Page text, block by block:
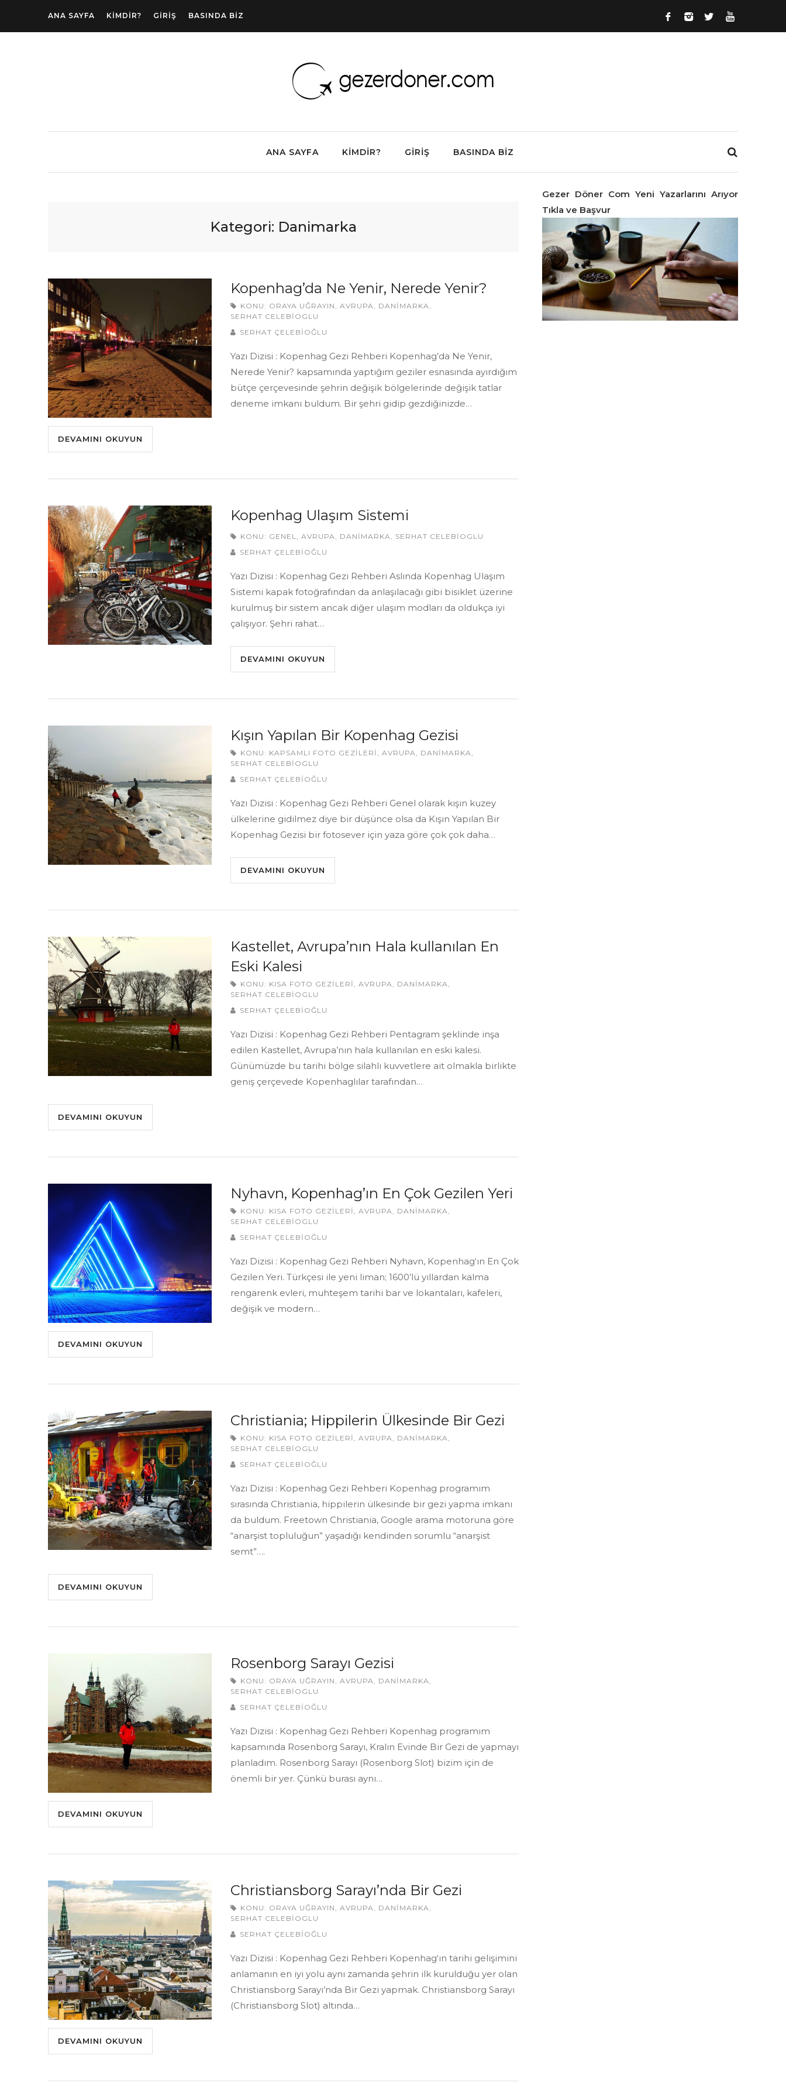
ANA SAYFA KIMDIR? GIRIŞ BASINDA BIZ
ANA SAYFA KIMDIR? GIRIŞ BASINDA BIZ
Kategori: Danimarka
Kopenhag’da Ne Yenir, Nerede Yenir?
KONU: ORAYA UĞRAYIN , AVRUPA, DANIMARKA,
SERHAT CELEBIOGLU
SERHAT ÇELEBİOĞLU
Yazı Dizisi : Kopenhag Gezi Rehberi Kopenhag’da Ne Yenir,
Nerede Yenir? kapsamında yaptığım geziler esnasında ayırdığım
bütçe çerçevesinde şehrin değişik bölgelerinde değişik tatlar
deneme imkanı buldum. Bir şehri gidip gezdiğinizde…
DEVAMINI OKUYUN
Kopenhag Ulaşım Sistemi
KONU: GENEL, AVRUPA, DANIMARKA, SERHAT CELEBIOGLU
SERHAT ÇELEBİOĞLU
Yazı Dizisi : Kopenhag Gezi Rehberi Aslında Kopenhag Ulaşım
Sistemi kapak fotoğrafından da anlaşılacağı gibi bisiklet üzerine
kurulmuş bir sistem ancak diğer ulaşım modları da oldukça iyi
çalışıyor. Şehri rahat…
DEVAMINI OKUYUN
Kışın Yapılan Bir Kopenhag Gezisi
KONU: KAPSAMLI FOTO GEZILERI , AVRUPA, DANIMARKA,
SERHAT CELEBIOGLU
SERHAT ÇELEBİOĞLU
Yazı Dizisi : Kopenhag Gezi Rehberi Genel olarak kışın kuzey
ülkelerine gidilmez diye bir düşünce olsa da Kışın Yapılan Bir
Kopenhag Gezisi bir fotosever için yaza göre çok çok daha…
DEVAMINI OKUYUN
Kastellet, Avrupa’nın Hala kullanılan En
Eski Kalesi
KONU: KISA FOTO GEZILERI , AVRUPA, DANIMARKA,
SERHAT CELEBIOGLU
SERHAT ÇELEBİOĞLU
Yazı Dizisi : Kopenhag Gezi Rehberi Pentagram şeklinde inşa
edilen Kastellet, Avrupa’nın hala kullanılan en eski kalesi.
Günümüzde bu tarihi bölge silahlı kuvvetlere ait olmakla birlikte
geniş çerçevede Kopenhaglılar tarafından…
DEVAMINI OKUYUN
Nyhavn, Kopenhag’ın En Çok Gezilen Yeri
KONU: KISA FOTO GEZILERI , AVRUPA, DANIMARKA,
SERHAT CELEBIOGLU
SERHAT ÇELEBİOĞLU
Yazı Dizisi : Kopenhag Gezi Rehberi Nyhavn, Kopenhag‘ın En Çok
Gezilen Yeri. Türkçesi ile yeni liman; 1600’lü yıllardan kalma
rengarenk evleri, muhteşem tarihi bar ve lokantaları, kafeleri,
değişik ve modern…
DEVAMINI OKUYUN
Christiania; Hippilerin Ülkesinde Bir Gezi
KONU: KISA FOTO GEZILERI , AVRUPA, DANIMARKA,
SERHAT CELEBIOGLU
SERHAT ÇELEBİOĞLU
Yazı Dizisi : Kopenhag Gezi Rehberi Kopenhag programım
sırasında Christiania, hippilerin ülkesinde bir gezi yapma imkanı
da buldum. Freetown Christiania, Google arama motoruna göre
“anarşist topluluğun” yaşadığı kendinden sorumlu “anarşist
semt”….
DEVAMINI OKUYUN
Rosenborg Sarayı Gezisi
KONU: ORAYA UĞRAYIN , AVRUPA, DANIMARKA,
SERHAT CELEBIOGLU
SERHAT ÇELEBİOĞLU
Yazı Dizisi : Kopenhag Gezi Rehberi Kopenhag programım
kapsamında Rosenborg Sarayı, Kralın Evinde Bir Gezi de yapmayı
planladım. Rosenborg Sarayı (Rosenborg Slot) bizim için de
önemli bir yer. Çünkü burası aynı…
DEVAMINI OKUYUN
Christiansborg Sarayı’nda Bir Gezi
KONU: ORAYA UĞRAYIN , AVRUPA, DANIMARKA,
SERHAT CELEBIOGLU
SERHAT ÇELEBİOĞLU
Yazı Dizisi : Kopenhag Gezi Rehberi Kopenhag‘ın tarihi gelişimini
anlamanın en iyi yolu aynı zamanda şehrin ilk kurulduğu yer olan
Christiansborg Sarayı’nda Bir Gezi yapmak. Christiansborg Sarayı
(Christiansborg Slot) altında…
DEVAMINI OKUYUN
Gezer Döner Com Yeni Yazarlarını Arıyor
Tıkla ve Başvur